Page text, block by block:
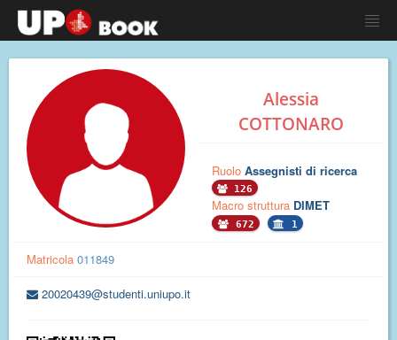
Alessia
COTTONARO
Ruolo Assegnisti di ricerca
126
Macro struttura DIMET
672 1
Matricola 011849
20020439@studenti.uniupo.it